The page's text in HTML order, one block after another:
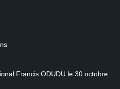
Francis ODUDU le 30 octobre